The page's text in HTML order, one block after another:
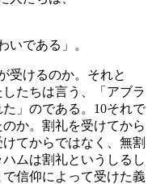
いである」。
受けるのか。それと
たちは言う、「アブラ
」のである。 10それで
か。割礼を受けてから
てからではなく、無割
ムは割礼というしるし
信仰によって受けた義